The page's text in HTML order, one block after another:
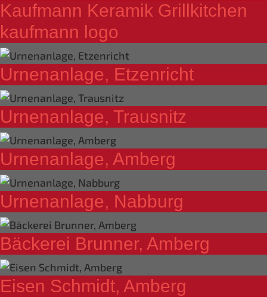
Kaufmann Keramik Grillkitchen
kaufmann logo
Urnenanlage, Etzenricht
Urnenanlage, Trausnitz
Urnenanlage, Amberg
Urnenanlage, Nabburg
Bäckerei Brunner, Amberg
Eisen Schmidt, Amberg